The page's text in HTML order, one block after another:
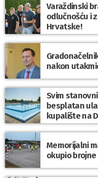
Varaždinski
odlučnošću i
Hrvatske!
nakon
Svim
besplatan
kupalište na
Memorijalni
okupio